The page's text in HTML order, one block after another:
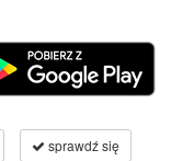
sprawdź się